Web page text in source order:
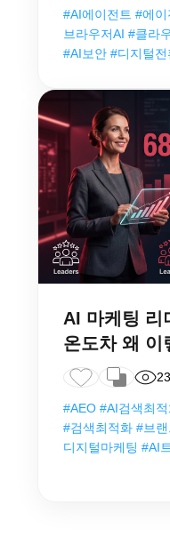
#AI에이전트 #에
브라우저AI #클라
#AI보안 #디지털
AI 마케팅 리
온도차 왜 이
#AEO #AI검색최
#검색최적화 #브
디지털마케팅 #AI